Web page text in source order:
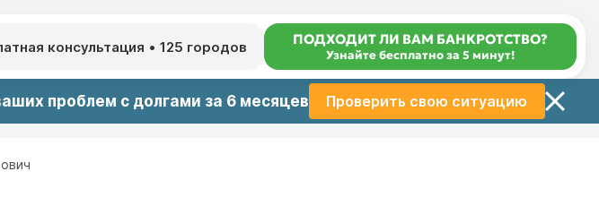
консультация • 125 городов ПОДХОДИТ ЛИ ВАМ БАНКРОТСТВО?
Узнайте бесплатно за 5 минут!
проблем с долгами за 6 месяцев Проверить свою ситуацию